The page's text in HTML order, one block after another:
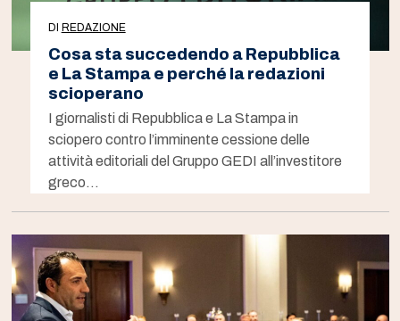
DI REDAZIONE
Cosa sta succedendo a Repubblica
e La Stampa e perché la redazioni
scioperano
I giornalisti di Repubblica e La Stampa in
sciopero contro l’imminente cessione delle
attività editoriali del Gruppo GEDI all’investitore
greco…